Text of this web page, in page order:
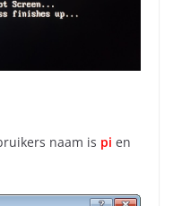
naam is pi en